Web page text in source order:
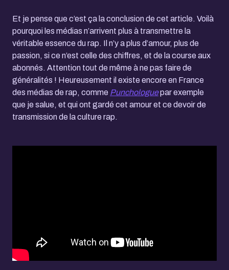
Et je pense que c’est ça la conclusion de cet article. Voilà
pourquoi les médias n’arrivent plus à transmettre la
véritable essence du rap. Il n’y a plus d’amour, plus de
passion, si ce n’est celle des chiffres, et de la course aux
abonnés. Attention tout de même à ne pas faire de
généralités ! Heureusement il existe encore en France
des médias de rap, comme Punchologuepar exemple
que je salue, et qui ont gardé cet amour et ce devoir de
transmission de la culture rap.